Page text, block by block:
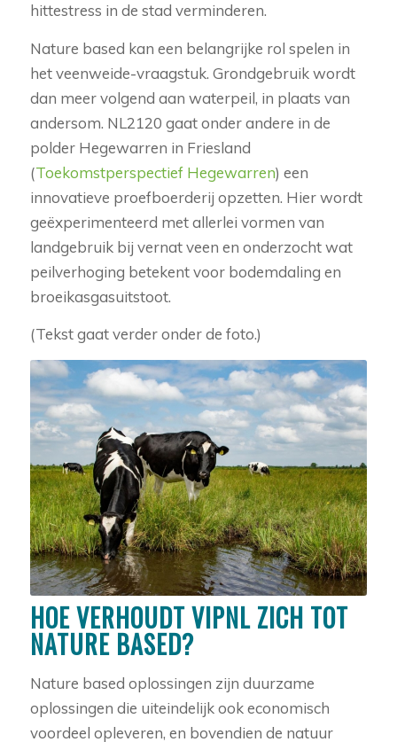
hittestress in de stad verminderen.
Nature based kan een belangrijke rol spelen in
het veenweide-vraagstuk. Grondgebruik wordt
dan meer volgend aan waterpeil, in plaats van
andersom. NL2120 gaat onder andere in de
polder Hegewarren in Friesland
(Toekomstperspectief Hegewarren) een
innovatieve proefboerderij opzetten. Hier wordt
geëxperimenteerd met allerlei vormen van
landgebruik bij vernat veen en onderzocht wat
peilverhoging betekent voor bodemdaling en
broeikasgasuitstoot.
(Tekst gaat verder onder de foto.)
HOE VERHOUDT VIPNL ZICH TOT
NATURE BASED?
Nature based oplossingen zijn duurzame
oplossingen die uiteindelijk ook economisch
voordeel opleveren, en bovendien de natuur